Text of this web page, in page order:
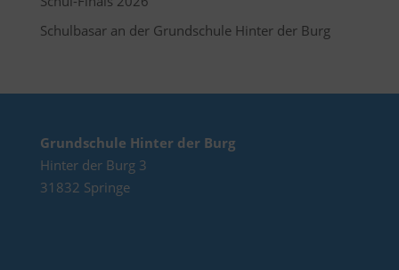
Schulbasar an der Grundschule Hinter der Burg
Grundschule Hinter der Burg
Hinter der Burg 3
31832 Springe